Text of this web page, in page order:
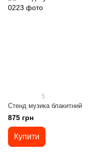
5
Стенд музика блакитний
875 грн
Купити